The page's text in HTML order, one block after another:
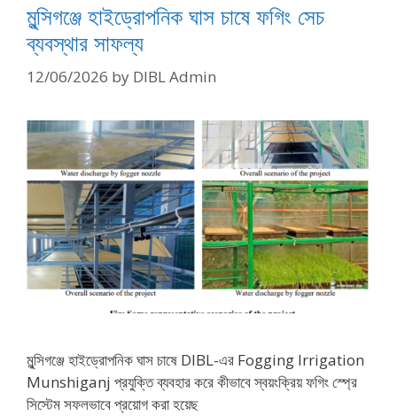
মুন্সিগঞ্জে হাইড্রোপনিক ঘাস চাষে ফগিং সেচ
ব্যবস্থার সাফল্য
12/06/2026 by DIBL Admin
মুন্সিগঞ্জে হাইড্রোপনিক ঘাস চাষে DIBL-এর Fogging Irrigation
Munshiganj প্রযুক্তি ব্যবহার করে কীভাবে স্বয়ংক্রিয় ফগিং স্প্রে
সিস্টেম সফলভাবে প্রয়োগ করা হয়েছ